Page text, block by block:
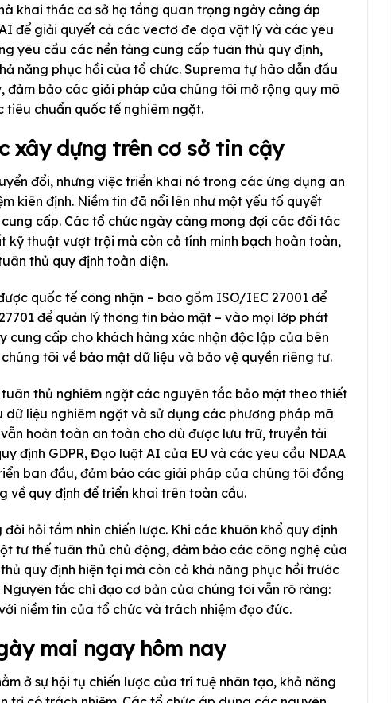
khai thác cơ sở hạ tầng quan trọng ngày càng áp
để giải quyết cả các vectơ đe dọa vật lý và các yêu
yêu cầu các nền tảng cung cấp tuân thủ quy định,
năng phục hồi của tổ chức. Suprema tự hào dẫn đầu
đảm bảo các giải pháp của chúng tôi mở rộng quy mô
chuẩn quốc tế nghiêm ngặt.
xây dựng trên cơ sở tin cậy
đổi, nhưng việc triển khai nó trong các ứng dụng an
kiên định. Niềm tin đã nổi lên như một yếu tố quyết
cấp. Các tổ chức ngày càng mong đợi các đối tác
kỹ thuật vượt trội mà còn cả tính minh bạch hoàn toàn,
thủ quy định toàn diện.
quốc tế công nhận – bao gồm ISO/IEC 27001 để
để quản lý thông tin bảo mật – vào mọi lớp phát
cung cấp cho khách hàng xác nhận độc lập của bên
tôi về bảo mật dữ liệu và bảo vệ quyền riêng tư.
thủ nghiêm ngặt các nguyên tắc bảo mật theo thiết
liệu nghiêm ngặt và sử dụng các phương pháp mã
hoàn toàn an toàn cho dù được lưu trữ, truyền tải
định GDPR, Đạo luật AI của EU và các yêu cầu NDAA
ban đầu, đảm bảo các giải pháp của chúng tôi đồng
về quy định để triển khai trên toàn cầu.
hỏi tầm nhìn chiến lược. Khi các khuôn khổ quy định
tư thế tuân thủ chủ động, đảm bảo các công nghệ của
quy định hiện tại mà còn cả khả năng phục hồi trước
tắc chỉ đạo cơ bản của chúng tôi vẫn rõ ràng:
niềm tin của tổ chức và trách nhiệm đạo đức.
mai ngay hôm nay
ở sự hội tụ chiến lược của trí tuệ nhân tạo, khả năng